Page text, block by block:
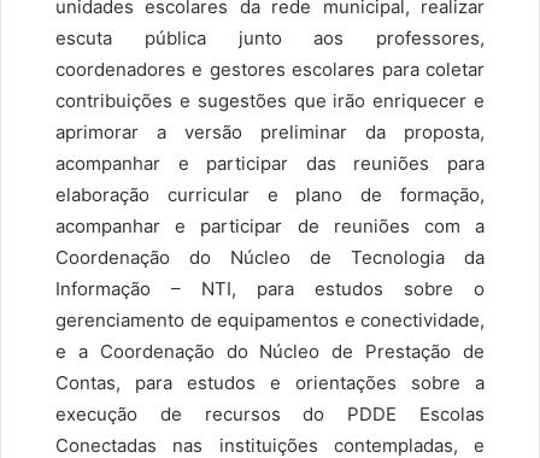
unidades escolares da rede municipal, realizar
escuta pública junto aos professores,
coordenadores e gestores escolares para coletar
contribuições e sugestões que irão enriquecer e
aprimorar a versão preliminar da proposta,
acompanhar e participar das reuniões para
elaboração curricular e plano de formação,
acompanhar e participar de reuniões com a
Coordenação do Núcleo de Tecnologia da
Informação – NTI, para estudos sobre o
gerenciamento de equipamentos e conectividade,
e a Coordenação do Núcleo de Prestação de
Contas, para estudos e orientações sobre a
execução de recursos do PDDE Escolas
Conectadas nas instituições contempladas, e